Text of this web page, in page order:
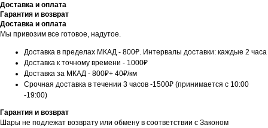
Доставка и оплата
Гарантия и возврат
Доставка и оплата
Мы привозим все готовое, надутое.
Доставка в пределах МКАД - 800₽. Интервалы доставки: каждые 2 часа
Доставка к точному времени - 1000₽
Доставка за МКАД - 800₽+ 40₽/км
Срочная доставка в течении 3 часов -1500₽ (принимается с 10:00
-19:00)
Гарантия и возврат
Шары не подлежат возврату или обмену в соответствии с Законом